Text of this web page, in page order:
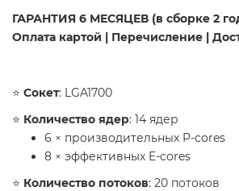
​ГАРАНТИЯ 6 МЕСЯЦЕВ (в сборке 2
Оплата картой | Перечисление |
​⭐️ Сокет: LGA1700
⭐️ Количество ядер: 14 ядер
6 × производительных P-cores
8 × эффективных E-cores
⭐️ Количество потоков: 20 потоков